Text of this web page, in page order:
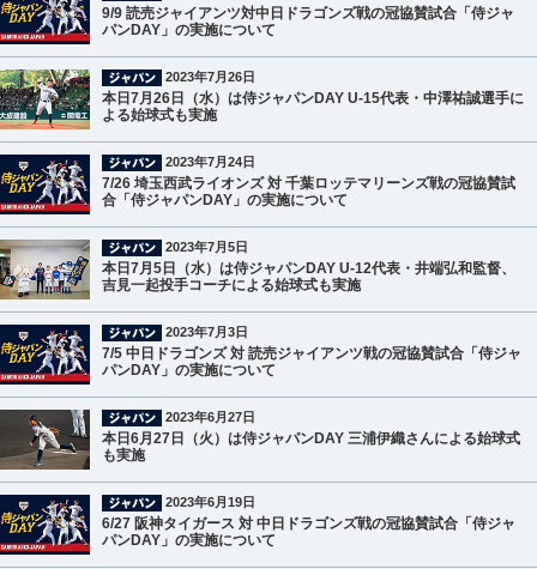
9/9 読売ジャイアンツ対中日ドラゴンズ戦の冠協賛試合「侍ジャ
パンDAY」の実施について
2023年7月26日
本日7月26日（水）は侍ジャパンDAY U-15代表・中澤祐誠選手に
よる始球式も実施
2023年7月24日
7/26 埼玉西武ライオンズ 対 千葉ロッテマリーンズ戦の冠協賛試
合「侍ジャパンDAY」の実施について
2023年7月5日
本日7月5日（水）は侍ジャパンDAY U-12代表・井端弘和監督、
吉見一起投手コーチによる始球式も実施
2023年7月3日
7/5 中日ドラゴンズ 対 読売ジャイアンツ戦の冠協賛試合「侍ジャ
パンDAY」の実施について
2023年6月27日
本日6月27日（火）は侍ジャパンDAY 三浦伊織さんによる始球式
も実施
2023年6月19日
6/27 阪神タイガース 対 中日ドラゴンズ戦の冠協賛試合「侍ジャ
パンDAY」の実施について